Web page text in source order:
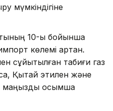
мүмкіндігіне
10-ы бойынша
көлемі артқан.
сұйытылған табиғи газ
Қытай этилен және
маңызды қосымша